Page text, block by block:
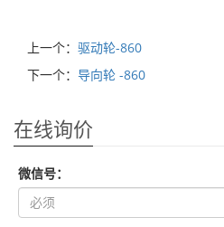
上一个： 驱动轮-860
下一个： 导向轮 -860
在线询价
微信号：